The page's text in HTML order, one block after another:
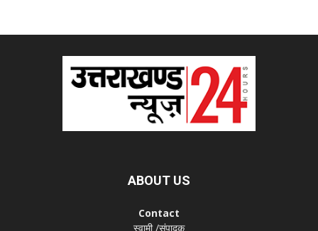
ABOUT US
Contact
स्वामी /संपादक